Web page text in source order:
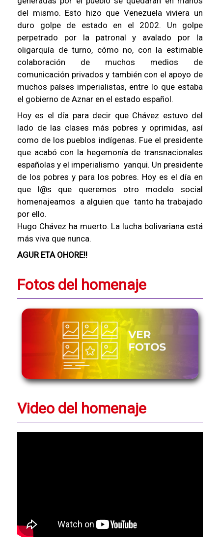
del mismo. Esto hizo que Venezuela viviera un
duro golpe de estado en el 2002. Un golpe
perpetrado por la patronal y avalado por la
oligarquía de turno, cómo no, con la estimable
colaboración de muchos medios de
comunicación privados y también con el apoyo de
muchos países imperialistas, entre lo que estaba
el gobierno de Aznar en el estado español.
Hoy es el día para decir que Chávez estuvo del
lado de las clases más pobres y oprimidas, así
como de los pueblos indígenas. Fue el presidente
que acabó con la hegemonía de transnacionales
españolas y el imperialismo yanqui. Un presidente
de los pobres y para los pobres. Hoy es el día en
que l@s que queremos otro modelo social
homenajeamos a alguien que tanto ha trabajado
por ello.
Hugo Chávez ha muerto. La lucha bolivariana está
más viva que nunca.
AGUR ETA OHORE!!
Fotos del homenaje
Video del homenaje